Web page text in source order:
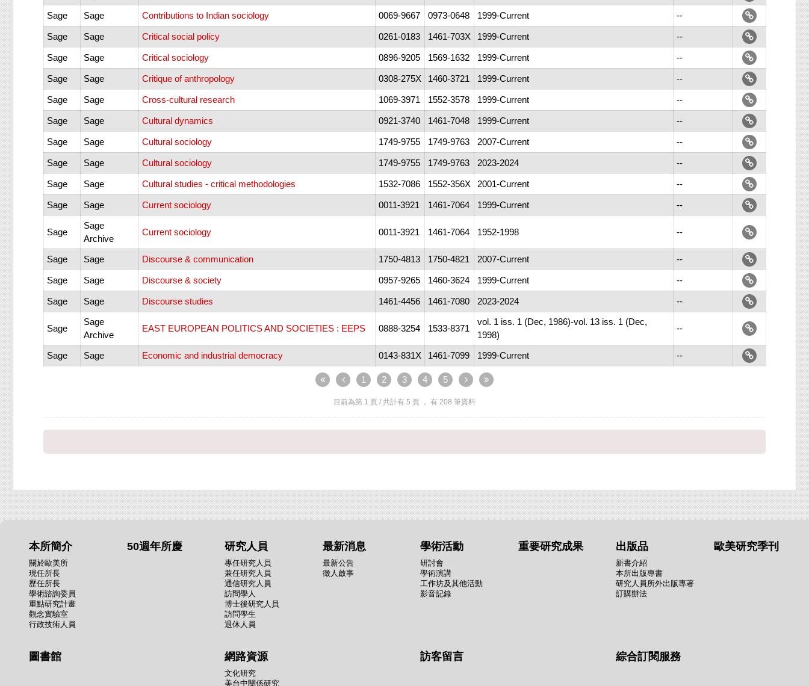
Sage Sage Contributions to Indian sociology 0069-9667 0973-0648 1999-Current --
Sage Sage Critical social policy 0261-0183 1461-703X 1999-Current --
Sage Sage Critical sociology 0896-9205 1569-1632 1999-Current --
Sage Sage Critique of anthropology 0308-275X 1460-3721 1999-Current --
Sage Sage Cross-cultural research 1069-3971 1552-3578 1999-Current --
Sage Sage Cultural dynamics 0921-3740 1461-7048 1999-Current --
Sage Sage Cultural sociology 1749-9755 1749-9763 2007-Current --
Sage Sage Cultural sociology 1749-9755 1749-9763 2023-2024 --
Sage Sage Cultural studies - critical methodologies 1532-7086 1552-356X 2001-Current --
Sage Sage Current sociology 0011-3921 1461-7064 1999-Current --
Sage
Sage
Archive
Current sociology 0011-3921 1461-7064 1952-1998 --
Sage Sage Discourse & communication 1750-4813 1750-4821 2007-Current --
Sage Sage Discourse & society 0957-9265 1460-3624 1999-Current --
Sage Sage Discourse studies 1461-4456 1461-7080 2023-2024 --
Sage
Sage
Archive
EAST EUROPEAN POLITICS AND SOCIETIES : EEPS 0888-3254 1533-8371
vol. 1 iss. 1 (Dec, 1986)-vol. 13 iss. 1 (Dec,
1998)
--
Sage Sage Economic and industrial democracy 0143-831X 1461-7099 1999-Current --
1 2 3 4 5
目前為第 1 頁 / 共計有 5 頁 ， 有 208 筆資料
本所簡介
關於歐美所
現任所長
歷任所長
學術諮詢委員
重點研究計畫
觀念實驗室
行政技術人員
50週年所慶 研究人員
專任研究人員
兼任研究人員
通信研究人員
訪問學人
博士後研究人員
訪問學生
退休人員
最新消息
最新公告
徵人啟事
學術活動
研討會
學術演講
工作坊及其他活動
影音記錄
重要研究成果 出版品
新書介紹
本所出版專書
研究人員所外出版專著
訂購辦法
歐美研究季刊
圖書館 網路資源
文化研究
美台中關係研究
訪客留言 綜合訂閱服務